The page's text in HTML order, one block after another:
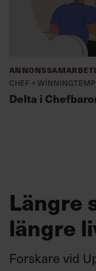
Chef + Winningtemp
Delta i
Längre
längre
Forskare vid